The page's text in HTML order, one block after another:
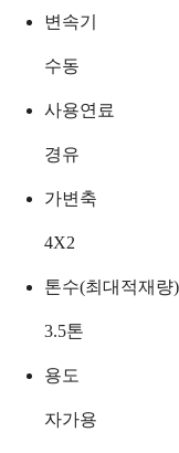
변속기
수동
사용연료
경유
가변축
4X2
톤수(최대적재량)
3.5톤
용도
자가용